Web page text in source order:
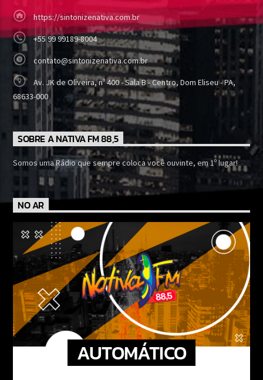
https://sintonizenativa.com.br
+55 99 99189-8004
contato@sintonizenativa.com.br
Av. JK de Oliveira, nº 400 - Sala B - Centro, Dom Eliseu - PA,
68633-000
SOBRE A NATIVA FM 88,5
Somos uma Rádio que sempre coloca você ouvinte, em 1º lugar!
NO AR
AUTOMÁTICO